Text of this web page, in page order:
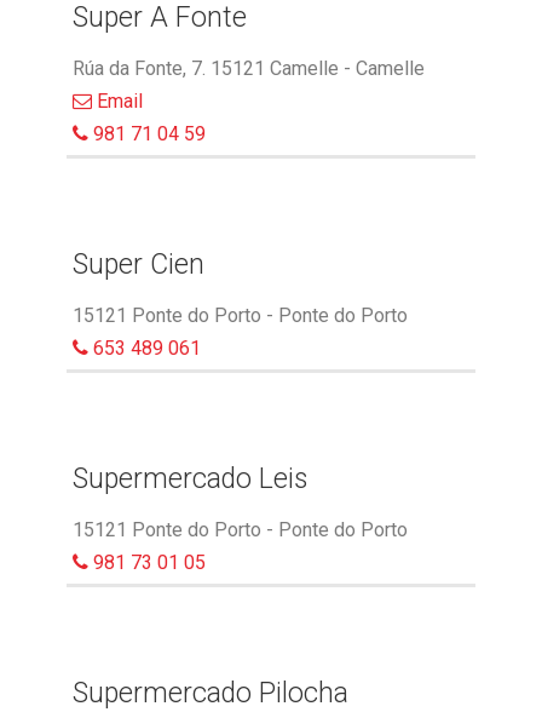
Super A Fonte
Rúa da Fonte, 7. 15121 Camelle - Camelle
Email
981 71 04 59
Super Cien
15121 Ponte do Porto - Ponte do Porto
653 489 061
Supermercado Leis
15121 Ponte do Porto - Ponte do Porto
981 73 01 05
Supermercado Pilocha